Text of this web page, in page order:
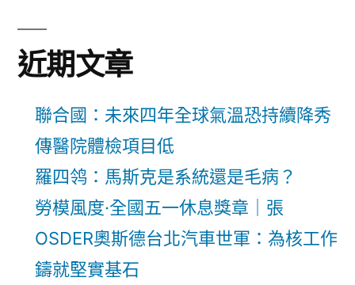
近期文章
聯合國：未來四年全球氣溫恐持續降秀
傳醫院體檢項目低
羅四鸰：馬斯克是系統還是毛病？
勞模風度·全國五一休息獎章｜張
OSDER奧斯德台北汽車世軍：為核工作
鑄就堅實基石